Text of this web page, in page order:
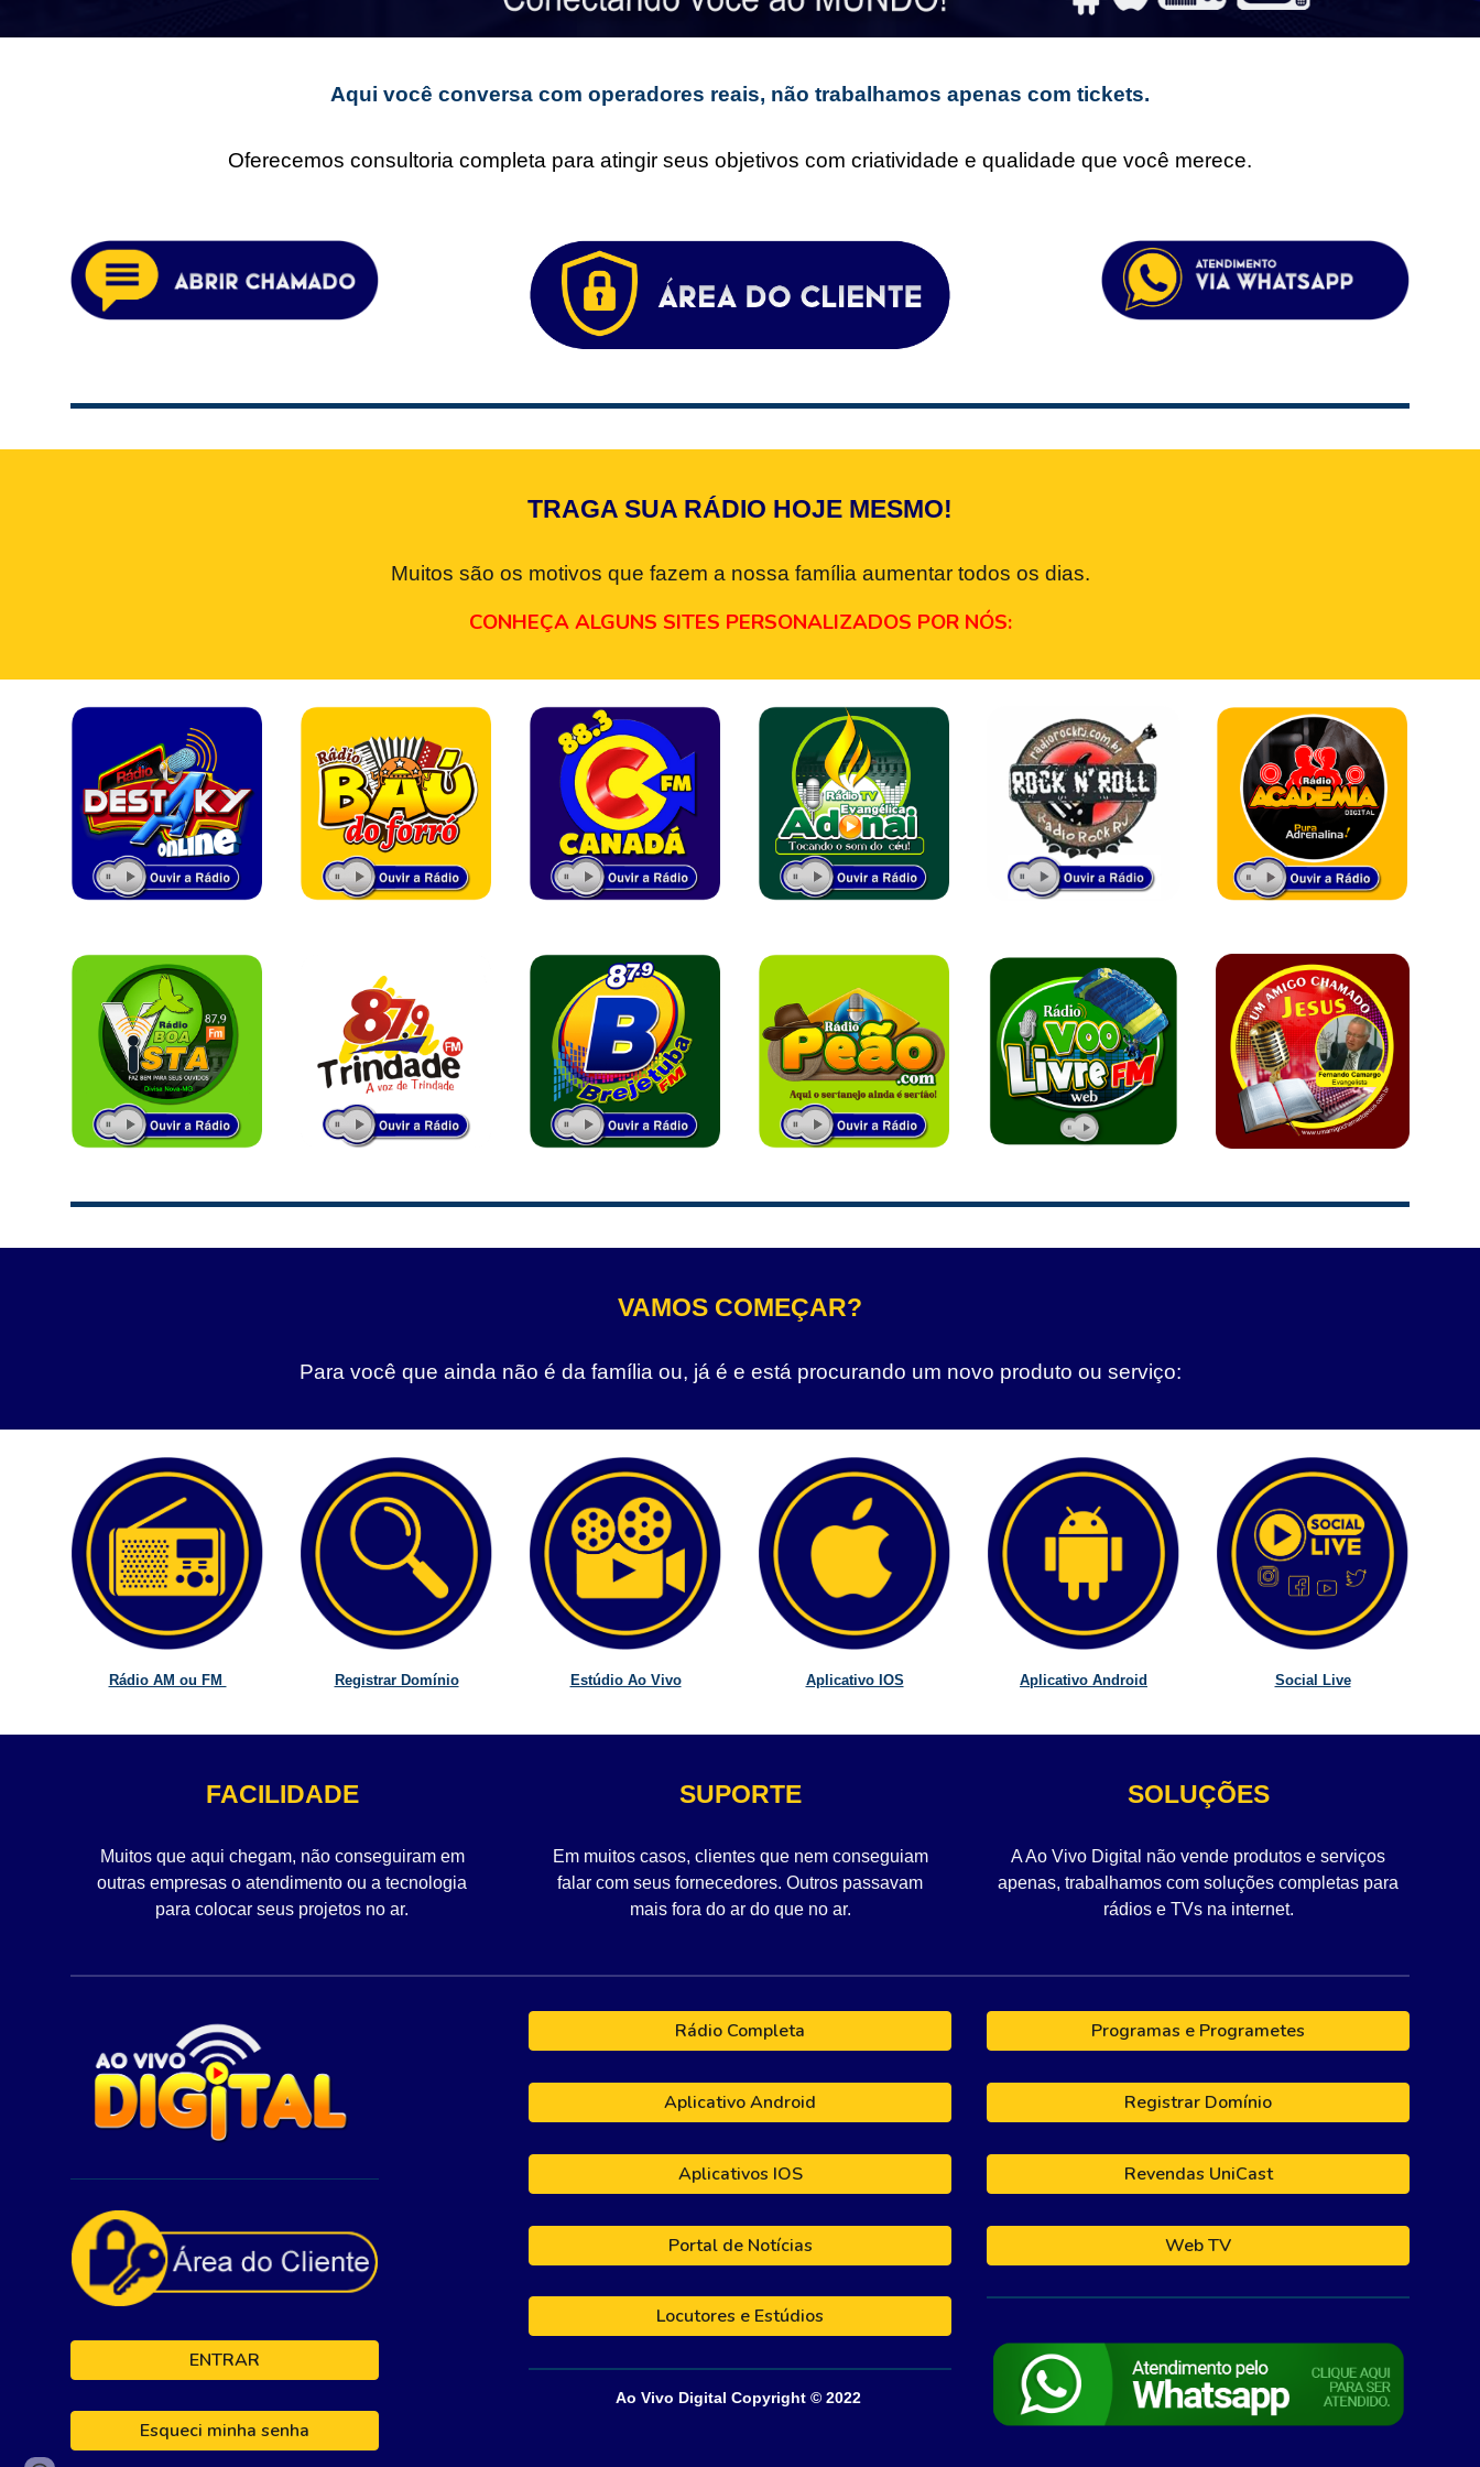
Aqui você conversa com operadores reais, não trabalhamos apenas com tickets.
Oferecemos consultoria completa para atingir seus objetivos com criatividade e qualidade que você merece.
TRAGA SUA RÁDIO HOJE MESMO!
Muitos são os motivos que fazem a nossa família aumentar todos os dias.
CONHEÇA ALGUNS SITES PERSONALIZADOS POR NÓS:
VAMOS COMEÇAR?
Para você que ainda não é da família ou, já é e está procurando um novo produto ou serviço:
Rádio AM ou FM Registrar Domínio Estúdio Ao Vivo Aplicativo IOS Aplicativo Android Social Live
FACILIDADE
Muitos que aqui chegam, não conseguiram em
outras empresas o atendimento ou a tecnologia
para colocar seus projetos no ar.
SUPORTE
Em muitos casos, clientes que nem conseguiam
falar com seus fornecedores. Outros passavam
mais fora do ar do que no ar.
SOLUÇÕES
A Ao Vivo Digital não vende produtos e serviços
apenas, trabalhamos com soluções completas para
rádios e TVs na internet.
ENTRAR
Esqueci minha senha
Rádio Completa
Aplicativo Android
Aplicativos IOS
Portal de Notícias
Locutores e Estúdios
Ao Vivo Digital Copyright © 2022
Programas e Programetes
Registrar Domínio
Revendas UniCast
Web TV